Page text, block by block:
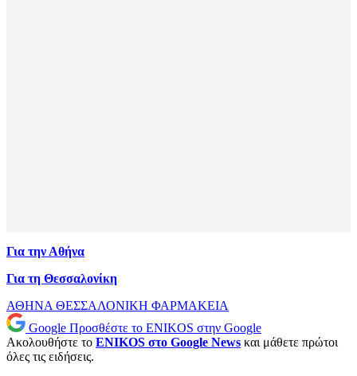
Για την Αθήνα
Για τη Θεσσαλονίκη
ΑΘΗΝΑ ΘΕΣΣΑΛΟΝΙΚΗ ΦΑΡΜΑΚΕΙΑ
Google Προσθέστε το ENIKOS στην Google
Ακολουθήστε το ENIKOS στο Google News και μάθετε πρώτοι
όλες τις ειδήσεις.